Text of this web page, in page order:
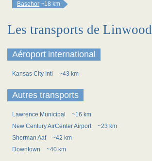
Basehor ~18 km
Les transports de Linwood
Aéroport international
Kansas City Intl ~43 km
Autres transports
Lawrence Municipal
~16 km
New Century AirCenter Airport
~23 km
Sherman Aaf
~42 km
Downtown
~40 km